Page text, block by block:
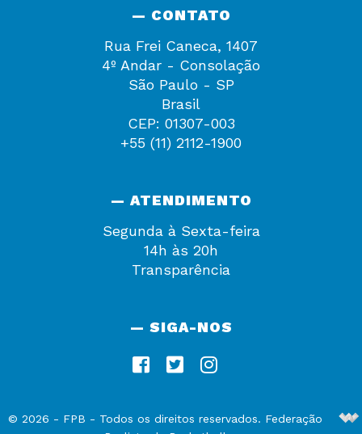
— CONTATO
Rua Frei Caneca, 1407
4º Andar - Consolação
São Paulo - SP
Brasil
CEP: 01307-003
+55 (11) 2112-1900
— ATENDIMENTO
Segunda à Sexta-feira
14h às 20h
Transparência
— SIGA-NOS
© 2026 - FPB - Todos os direitos reservados. Federação